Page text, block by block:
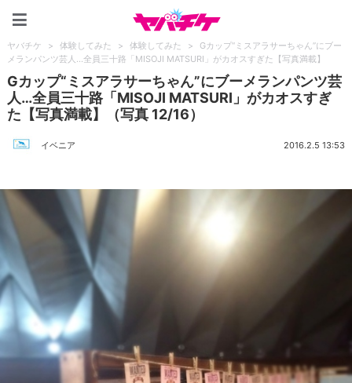
ヤバチケ > 体験してみた > 体験してみた >
Gカップ“ミスアラサーちゃん”にブー
メランパンツ芸人…全員三十路「MISOJI MATSURI」がカオスすぎた【写真満載】
Gカップ“ミスアラサーちゃん”にブーメランパンツ芸
人…全員三十路「MISOJI MATSURI」がカオスすぎ
た【写真満載】（写真 12/16）
イベニア 2016.2.5 13:53